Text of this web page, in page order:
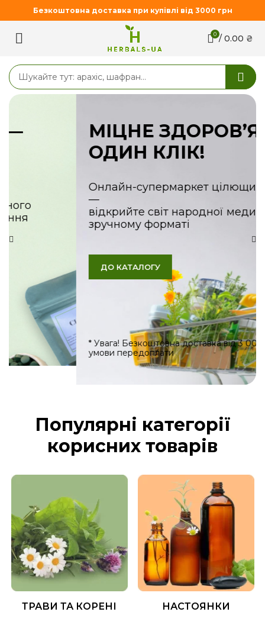
0 / 0.00 ₴
МІЦНЕ ЗДОРОВ’Я В
ОДИН КЛІК!
Онлайн-супермаркет цілющих товарів
відкрийте світ народної медицини у
зручному форматі
* Увага! Безкоштовна доставка від 3 000 грн за
умови передоплати
Популярні категорії
корисних товарів
ТРАВИ ТА КОРЕНІ НАСТОЯНКИ
Безкоштовна доставка при купівлі від 3000 грн